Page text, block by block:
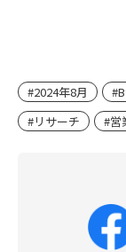
#2024年8月
#リサーチ
#営